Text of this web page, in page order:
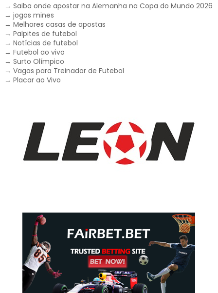
→ Saiba onde apostar na Alemanha na Copa do Mundo 2026
→ jogos mines
→ Melhores casas de apostas
→ Palpites de futebol
→ Notícias de futebol
→ Futebol ao vivo
→ Surto Olímpico
→ Vagas para Treinador de Futebol
→ Placar ao Vivo